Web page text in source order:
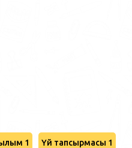
1 Үй тапсырмасы 1